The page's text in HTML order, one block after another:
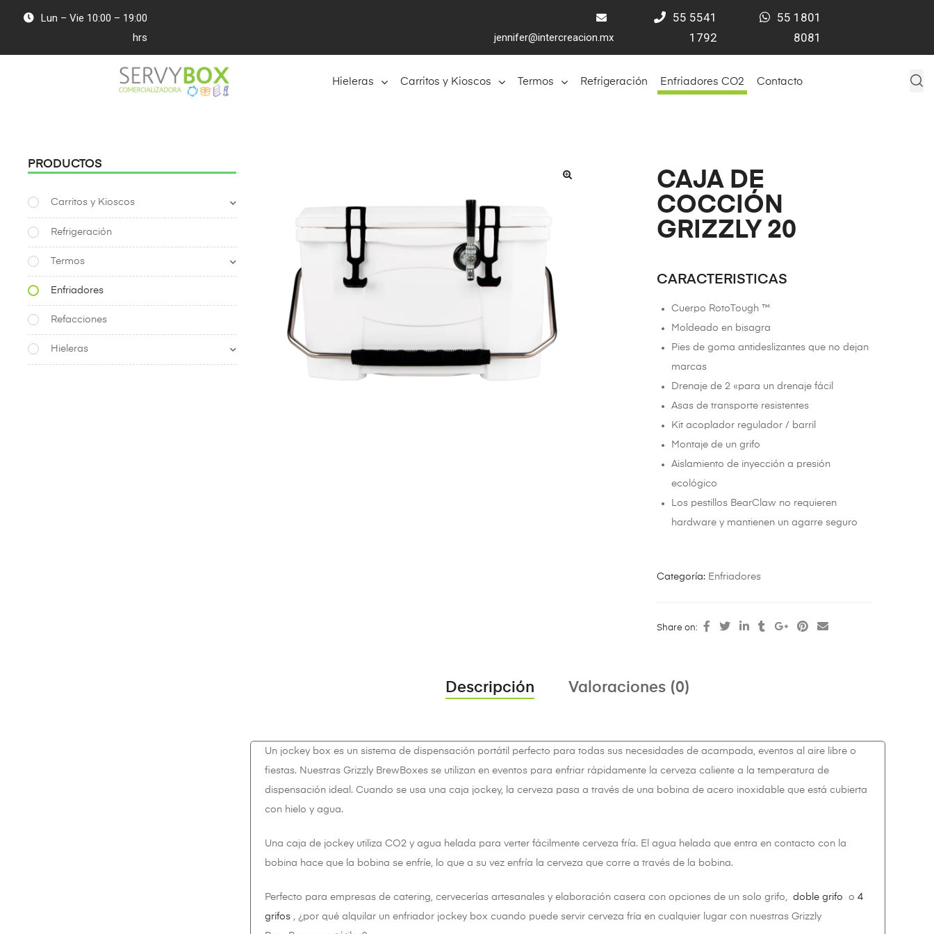
Lun – Vie 10:00 – 19:00
hrs
jennifer@intercreacion.mx
55 5541
1792
55 1801
8081
Hieleras Carritos y Kioscos Termos Refrigeración Enfriadores CO2 Contacto
CAJA DE
COCCIÓN
GRIZZLY 20
CARACTERISTICAS
Cuerpo RotoTough ™
Moldeado en bisagra
Pies de goma antideslizantes que no dejan
marcas
Drenaje de 2 «para un drenaje fácil
Asas de transporte resistentes
Kit acoplador regulador / barril
Montaje de un grifo
Aislamiento de inyección a presión
ecológico
Los pestillos BearClaw no requieren
hardware y mantienen un agarre seguro
Categoría: Enfriadores
Share on:
Descripción Valoraciones (0)
Un jockey box es un sistema de dispensación portátil perfecto para todas sus necesidades de acampada, eventos al aire libre o
fiestas. Nuestras Grizzly BrewBoxes se utilizan en eventos para enfriar rápidamente la cerveza caliente a la temperatura de
dispensación ideal. Cuando se usa una caja jockey, la cerveza pasa a través de una bobina de acero inoxidable que está cubierta
con hielo y agua.
Una caja de jockey utiliza CO2 y agua helada para verter fácilmente cerveza fría. El agua helada que entra en contacto con la
bobina hace que la bobina se enfríe, lo que a su vez enfría la cerveza que corre a través de la bobina.
Perfecto para empresas de catering, cervecerías artesanales y elaboración casera con opciones de un solo grifo, doble grifo o 4
grifos , ¿por qué alquilar un enfriador jockey box cuando puede servir cerveza fría en cualquier lugar con nuestras Grizzly
PRODUCTOS
Carritos y Kioscos
Refrigeración
Termos
Enfriadores
Refacciones
Hieleras